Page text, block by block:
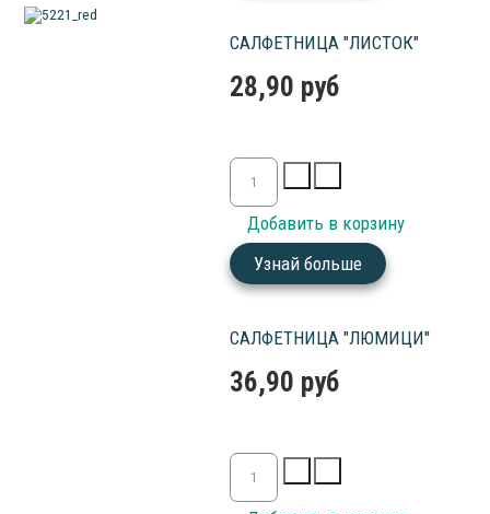
САЛФЕТНИЦА "ЛИСТОК"
28,90 руб
Узнай больше
САЛФЕТНИЦА "ЛЮМИЦИ"
36,90 руб